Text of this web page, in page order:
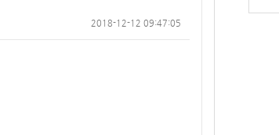
2018-12-12 09:47:05